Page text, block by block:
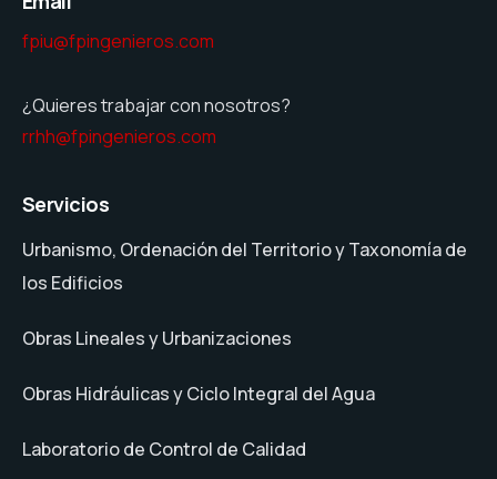
fpiu@fpingenieros.com
¿Quieres trabajar con nosotros?
rrhh@fpingenieros.com
Servicios
Urbanismo, Ordenación del Territorio y Taxonomía de
los Edificios
Obras Lineales y Urbanizaciones
Obras Hidráulicas y Ciclo Integral del Agua
Laboratorio de Control de Calidad